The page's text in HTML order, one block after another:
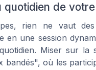
quotidien de
rien ne vaut
une session
Miser sur la
où les